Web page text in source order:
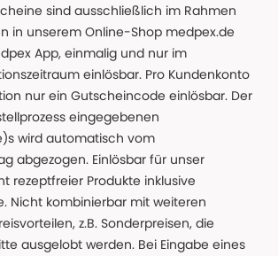
sind ausschließlich im Rahmen
in unserem Online-Shop medpex.de
App, einmalig und nur im
einlösbar. Pro Kundenkonto
nur ein Gutscheincode einlösbar. Der
eingegebenen
wird automatisch vom
abgezogen. Einlösbar für unser
rezeptfreier Produkte inklusive
Nicht kombinierbar mit weiteren
z.B. Sonderpreisen, die
ausgelobt werden. Bei Eingabe eines